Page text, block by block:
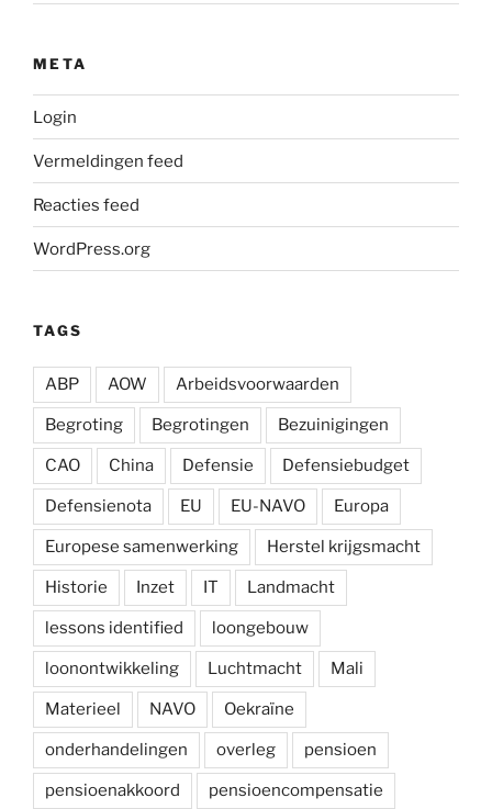
META
Login
Vermeldingen feed
Reacties feed
WordPress.org
TAGS
ABP AOW Arbeidsvoorwaarden
Begroting Begrotingen Bezuinigingen
CAO China Defensie Defensiebudget
Defensienota EU EU-NAVO Europa
Europese samenwerking Herstel krijgsmacht
Historie Inzet IT Landmacht
lessons identified loongebouw
loonontwikkeling Luchtmacht Mali
Materieel NAVO Oekraïne
onderhandelingen overleg pensioen
pensioenakkoord pensioencompensatie